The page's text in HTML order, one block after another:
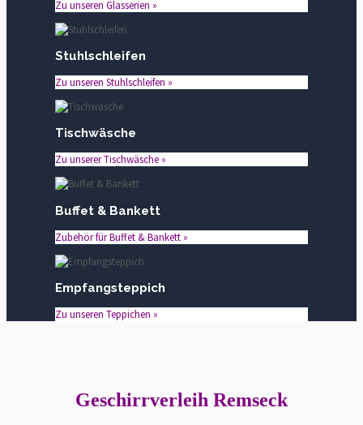
Zu unseren Glasserien »
Stuhlschleifen
Zu unseren Stuhlschleifen »
Tischwäsche
Zu unserer Tischwäsche »
Buffet & Bankett
Zubehör für Buffet & Bankett »
Empfangsteppich
Zu unseren Teppichen »
Geschirrverleih Remseck